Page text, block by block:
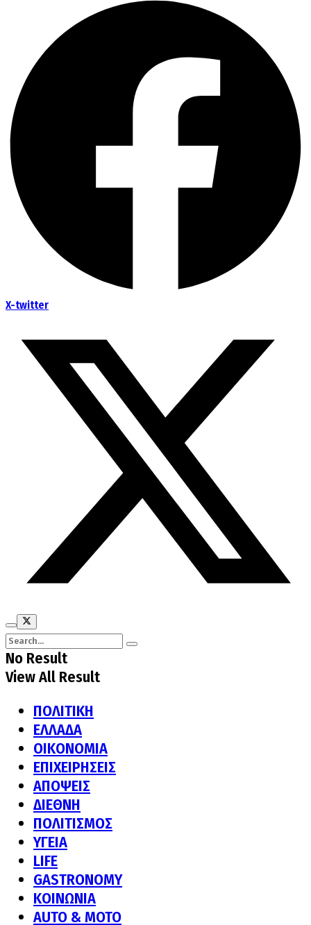
X-twitter
No Result
View All Result
ΠΟΛΙΤΙΚΗ
ΕΛΛΑΔΑ
ΟΙΚΟΝΟΜΙΑ
ΕΠΙΧΕΙΡΗΣΕΙΣ
ΑΠΟΨΕΙΣ
ΔΙΕΘΝΗ
ΠΟΛΙΤΙΣΜΟΣ
ΥΓΕΙΑ
LIFE
GASTRONOMY
ΚΟΙΝΩΝΙΑ
AUTO & MOTO